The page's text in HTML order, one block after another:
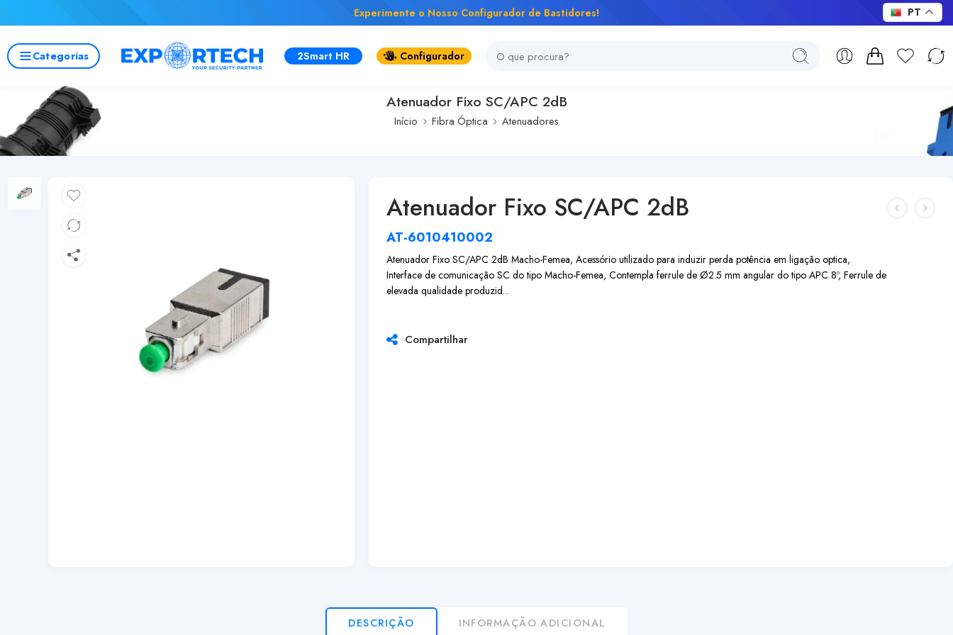
Experimente o Nosso Configurador de Bastidores!
Categorias 2Smart HR Configurador
Atenuador Fixo SC/APC 2dB
Início Fibra Óptica Atenuadores
Atenuador Fixo SC/APC 2dB
AT-6010410002
Atenuador Fixo SC/APC 2dB Macho-Femea, Acessório utilizado para induzir perda potência em ligação optica,
Interface de comunicação SC do tipo Macho-Femea, Contempla ferrule de Ø2.5 mm angular do tipo APC 8º, Ferrule de
elevada qualidade produzid...
Compartilhar
DESCRIÇÃO INFORMAÇÃO ADICIONAL
PT